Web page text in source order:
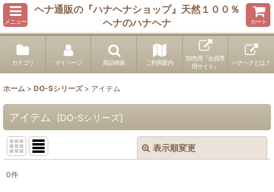
メニュー
ヘナ通販の『ハナヘナショップ』天然１００％
ヘナのハナヘナ
カート
カテゴリ マイページ 商品検索 ご利用案内
卸売用『会員専
用サイト』
ハナヘナとは？
ホーム > DO-Sシリーズ > アイテム
アイテム [DO-Sシリーズ]
表示順変更
0件